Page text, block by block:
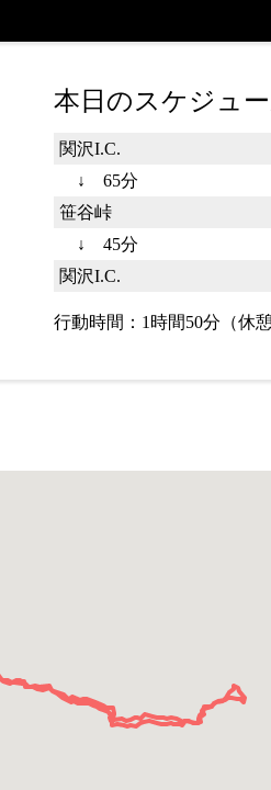
本日のスケジュ
関沢I.C.
↓ 65分
笹谷峠
↓ 45分
関沢I.C.
行動時間：1時間50分（休